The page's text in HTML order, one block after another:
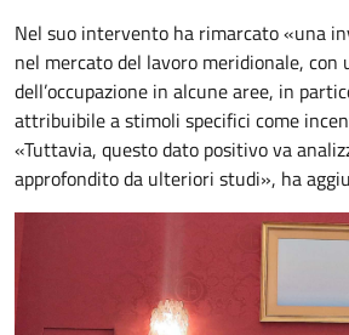
Nel suo intervento ha rimarcato «una
nel mercato del lavoro meridionale, con
dell’occupazione in alcune aree, in
attribuibile a stimoli specifici come
«Tuttavia, questo dato positivo va
approfondito da ulteriori studi», ha